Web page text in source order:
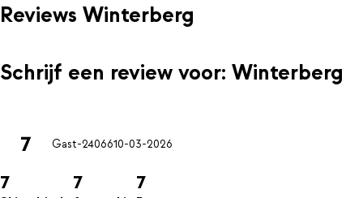
Reviews Winterberg
Schrijf een review voor: Winterberg
7 Gast-2406610-03-2026
7 7 7